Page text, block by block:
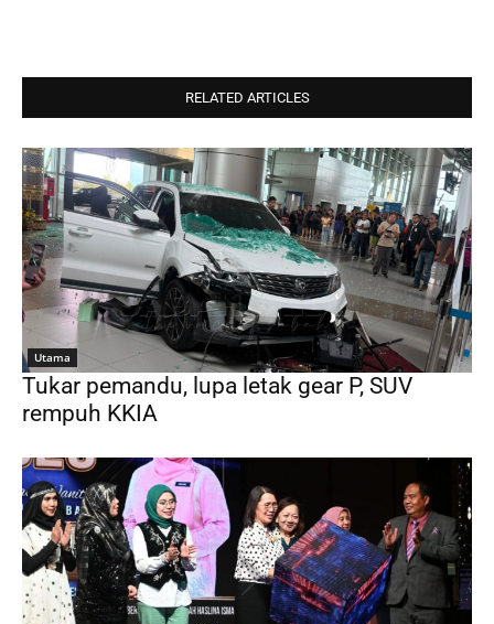
RELATED ARTICLES
Utama
Tukar pemandu, lupa letak gear P, SUV
rempuh KKIA